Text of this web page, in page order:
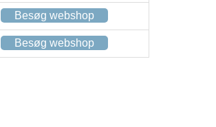
Besøg webshop
Besøg webshop